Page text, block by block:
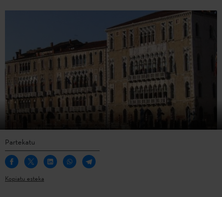
Partekatu
Kopiatu esteka